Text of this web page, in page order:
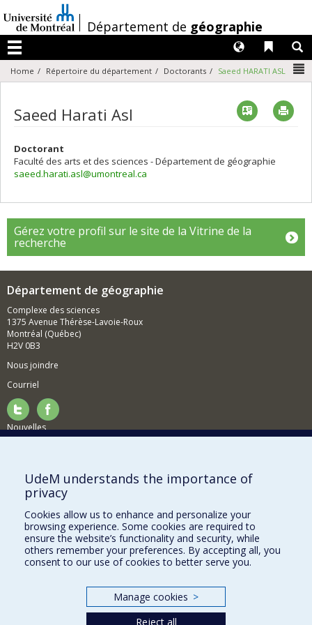
au
contenu
/Département de géographie
Menu
Liens
Langues
Home Répertoire du département Doctorants Saeed HARATI ASL
Saeed Harati Asl Vcard
Doctorant
Faculté des arts et des sciences - Département de géographie
saeed.harati.asl@umontreal.ca
Gérez votre profil sur le site de la Vitrine de la
recherche
Département de géographie
Complexe des sciences
1375 Avenue Thérèse-Lavoie-Roux
Montréal (Québec)
H2V 0B3
Nous joindre
Courriel
Nouvelles
Comment soutenir le Département?
BESOIN D'AIDE?
Plan du site
Signaler une erreur
Accessibilité
Nos départements et écoles
UdeM understands the importance of
privacy
Cookies allow us to enhance and personalize your
browsing experience. Some cookies are required to
ensure the website’s functionality and security, while
others remember your preferences. By accepting all, you
consent to our use of cookies to better serve you.
Manage cookies >
Reject all